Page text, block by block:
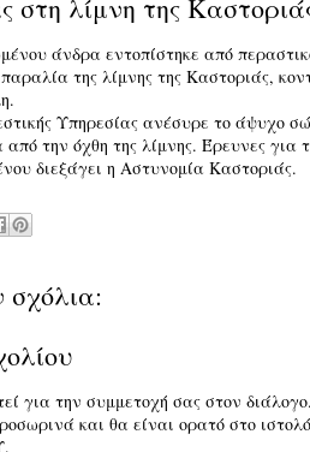
στη λίμνη της
άνδρα εντοπίστηκε από
της λίμνης της Καστοριάς,
Υπηρεσίας ανέσυρε το άψυχο
την όχθη της λίμνης. Έρευνες για
διεξάγει η Αστυνομία Καστοριάς.
για την συμμετοχή σας στον
και θα είναι ορατό στο